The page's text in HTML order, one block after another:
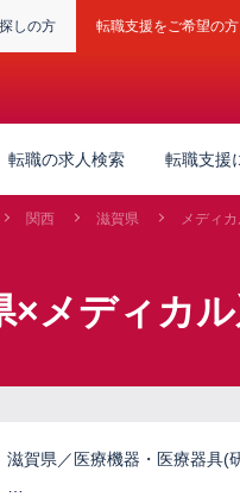
しの方 転職支援をご希望の方
転職の求人検索 転職支援
関西 滋賀県 メディ
×メディカ
滋賀県／医療機器・医療器具(